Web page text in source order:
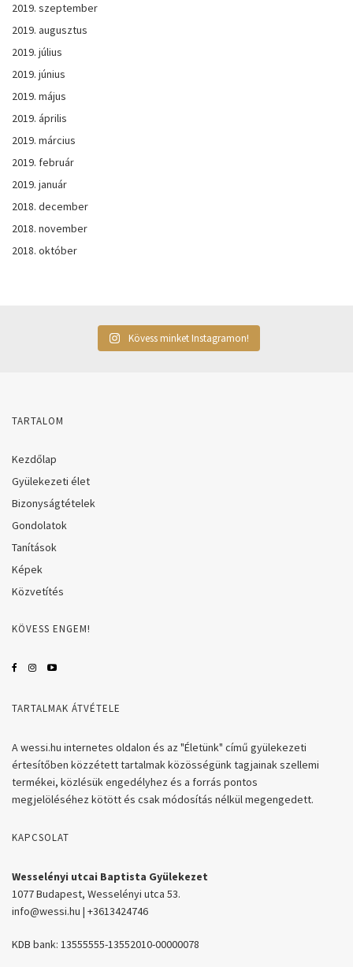
2019. szeptember
2019. augusztus
2019. július
2019. június
2019. május
2019. április
2019. március
2019. február
2019. január
2018. december
2018. november
2018. október
Kövess minket Instagramon!
TARTALOM
Kezdőlap
Gyülekezeti élet
Bizonyságtételek
Gondolatok
Tanítások
Képek
Közvetítés
KÖVESS ENGEM!
TARTALMAK ÁTVÉTELE
A wessi.hu internetes oldalon és az "Életünk" című gyülekezeti
értesítőben közzétett tartalmak közösségünk tagjainak szellemi
termékei, közlésük engedélyhez és a forrás pontos
megjelöléséhez kötött és csak módosítás nélkül megengedett.
KAPCSOLAT
Wesselényi utcai Baptista Gyülekezet
1077 Budapest, Wesselényi utca 53.
info@wessi.hu | +3613424746
KDB bank: 13555555-13552010-00000078